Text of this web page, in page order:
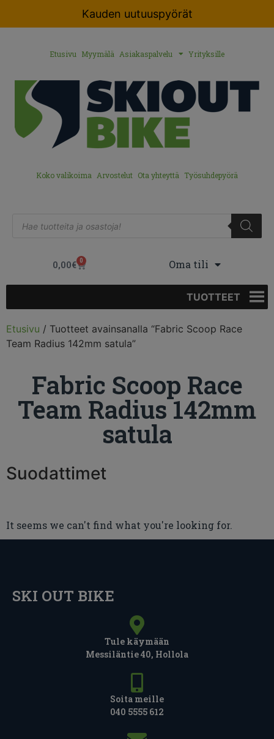
Kauden uutuuspyörät
Etusivu Myymälä Asiakaspalvelu Yrityksille
Koko valikoima Arvostelut Ota yhteyttä Työsuhdepyörä
0,00€ 0 Oma tili
TUOTTEET
Etusivu / Tuotteet avainsanalla “Fabric Scoop Race
Team Radius 142mm satula”
Fabric Scoop Race
Team Radius 142mm
satula
Suodattimet
It seems we can't find what you're looking for.
SKI OUT BIKE
Tule käymään
Messiläntie 40, Hollola
Soita meille
040 5555 612